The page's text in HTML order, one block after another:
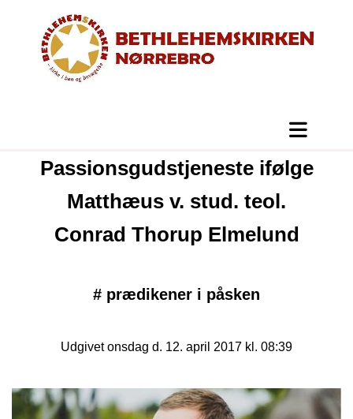
Passionsgudstjeneste ifølge
Matthæus v. stud. teol.
Conrad Thorup Elmelund
# prædikener i påsken
Udgivet onsdag d. 12. april 2017 kl. 08:39